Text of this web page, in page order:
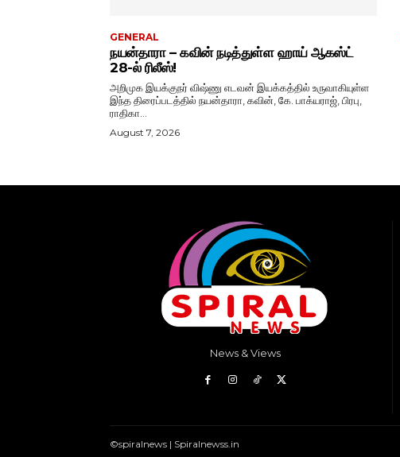
GENERAL
நயன்தாரா – கவின் நடித்துள்ள ஹாய் ஆகஸ்ட்
28-ல் ரிலீஸ்!
அறிமுக இயக்குநர் விஷ்ணு எடவன் இயக்கத்தில் உருவாகியுள்ள
இந்த திரைப்படத்தில் நயன்தாரா, கவின், கே. பாக்யராஜ், பிரபு,
ராதிகா...
August 7, 2026
News & Views
©spiralnews | Spiralnewss.in